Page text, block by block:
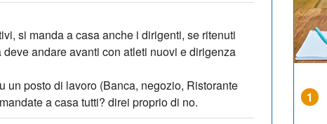
si manda a casa anche i dirigenti, se ritenuti
andare avanti con atleti nuovi e dirigenza
un posto di lavoro (Banca, negozio, Ristorante
a casa tutti? direi proprio di no.
1